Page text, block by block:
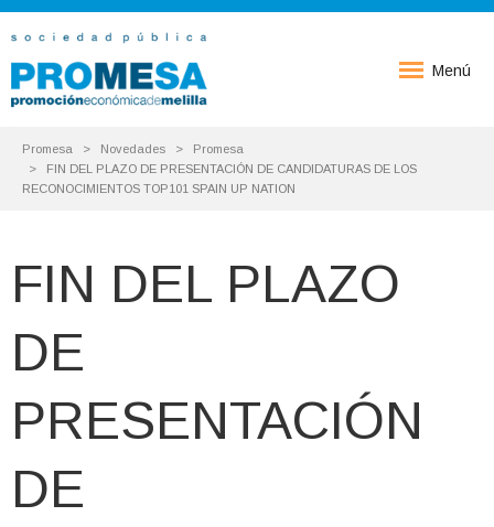
Menú
Promesa Novedades
Promesa
FIN DEL PLAZO DE PRESENTACIÓN DE CANDIDATURAS DE LOS
RECONOCIMIENTOS TOP101 SPAIN UP NATION
FIN DEL PLAZO
DE
PRESENTACIÓN
DE